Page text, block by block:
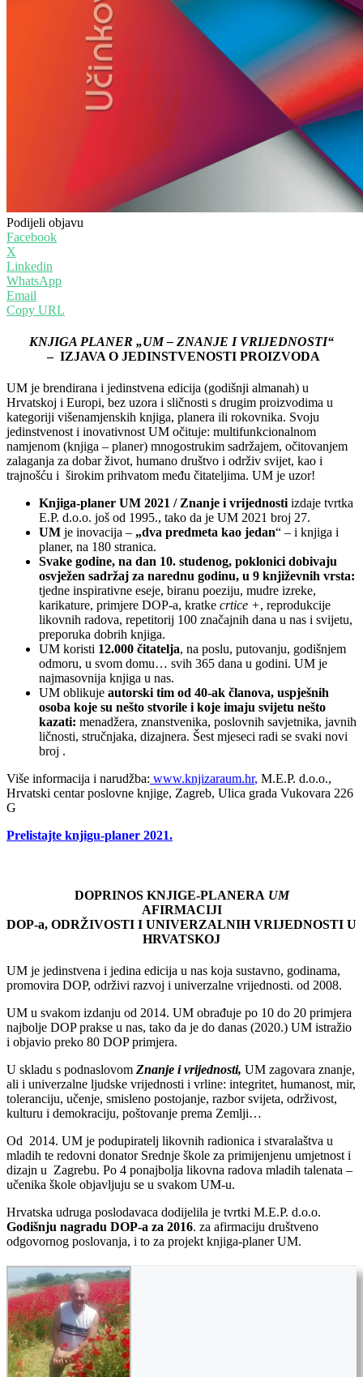
Podijeli objavu
Facebook
X
Linkedin
WhatsApp
Email
Copy URL
KNJIGA PLANER „UM – ZNANJE I VRIJEDNOSTI“
– IZJAVA O JEDINSTVENOSTI PROIZVODA
UM je brendirana i jedinstvena edicija (godišnji almanah) u
Hrvatskoj i Europi, bez uzora i sličnosti s drugim proizvodima u
kategoriji višenamjenskih knjiga, planera ili rokovnika. Svoju
jedinstvenost i inovativnost UM očituje: multifunkcionalnom
namjenom (knjiga – planer) mnogostrukim sadržajem, očitovanjem
zalaganja za dobar život, humano društvo i održiv svijet, kao i
trajnošću i širokim prihvatom među čitateljima. UM je uzor!
Knjiga-planer UM 2021 / Znanje i vrijednosti izdaje tvrtka
E.P. d.o.o. još od 1995., tako da je UM 2021 broj 27.
UM je inovacija – „dva predmeta kao jedan“ – i knjiga i
planer, na 180 stranica.
Svake godine, na dan 10. studenog, poklonici dobivaju
osvježen sadržaj za narednu godinu, u 9 književnih vrsta:
tjedne inspirativne eseje, biranu poeziju, mudre izreke,
karikature, primjere DOP-a, kratke crtice +, reprodukcije
likovnih radova, repetitorij 100 značajnih dana u nas i svijetu,
preporuka dobrih knjiga.
UM koristi 12.000 čitatelja, na poslu, putovanju, godišnjem
odmoru, u svom domu… svih 365 dana u godini. UM je
najmasovnija knjiga u nas.
UM oblikuje autorski tim od 40-ak članova, uspješnih
osoba koje su nešto stvorile i koje imaju svijetu nešto
kazati: menadžera, znanstvenika, poslovnih savjetnika, javnih
ličnosti, stručnjaka, dizajnera. Šest mjeseci radi se svaki novi
broj .
Više informacija i narudžba: www.knjizaraum.hr, M.E.P. d.o.o.,
Hrvatski centar poslovne knjige, Zagreb, Ulica grada Vukovara 226
G
Prelistajte knjigu-planer 2021.
DOPRINOS KNJIGE-PLANERA UM
AFIRMACIJI
DOP-a, ODRŽIVOSTI I UNIVERZALNIH VRIJEDNOSTI U
HRVATSKOJ
UM je jedinstvena i jedina edicija u nas koja sustavno, godinama,
promovira DOP, održivi razvoj i univerzalne vrijednosti. od 2008.
UM u svakom izdanju od 2014. UM obrađuje po 10 do 20 primjera
najbolje DOP prakse u nas, tako da je do danas (2020.) UM istražio
i objavio preko 80 DOP primjera.
U skladu s podnaslovom Znanje i vrijednosti, UM zagovara znanje,
ali i univerzalne ljudske vrijednosti i vrline: integritet, humanost, mir,
toleranciju, učenje, smisleno postojanje, razbor svijeta, održivost,
kulturu i demokraciju, poštovanje prema Zemlji…
Od 2014. UM je podupiratelj likovnih radionica i stvaralaštva u
mladih te redovni donator Srednje škole za primijenjenu umjetnost i
dizajn u Zagrebu. Po 4 ponajbolja likovna radova mladih talenata –
učenika škole objavljuju se u svakom UM-u.
Hrvatska udruga poslodavaca dodijelila je tvrtki M.E.P. d.o.o.
Godišnju nagradu DOP-a za 2016. za afirmaciju društveno
odgovornog poslovanja, i to za projekt knjiga-planer UM.